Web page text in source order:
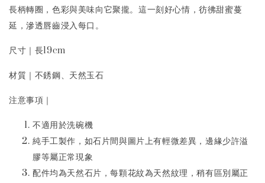
長柄轉圈，色彩與美味向它聚攏。這一刻好心情，彷彿甜蜜蔓
延，滲透唇齒浸入每口。
尺寸｜長19cm
材質｜不銹鋼、天然玉石
注意事項｜
不適用於洗碗機
純手工製作，如石片間與圖片上有輕微差異，邊緣少許溢
膠等屬正常現象
配件均為天然石片，每顆花紋為天然紋理，稍有區別屬正